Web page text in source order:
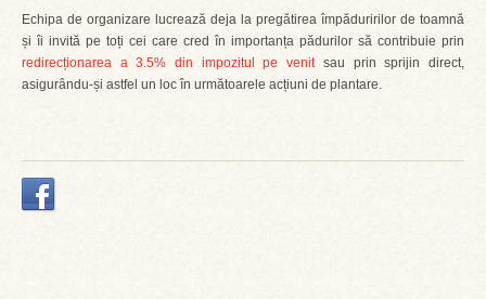
Echipa de organizare lucrează deja la pregătirea împăduririlor de toamnă
și îi invită pe toți cei care cred în importanța pădurilor să contribuie prin
redirecționarea a 3.5% din impozitul pe venitsau prin sprijin direct,
asigurându-și astfel un loc în următoarele acțiuni de plantare.